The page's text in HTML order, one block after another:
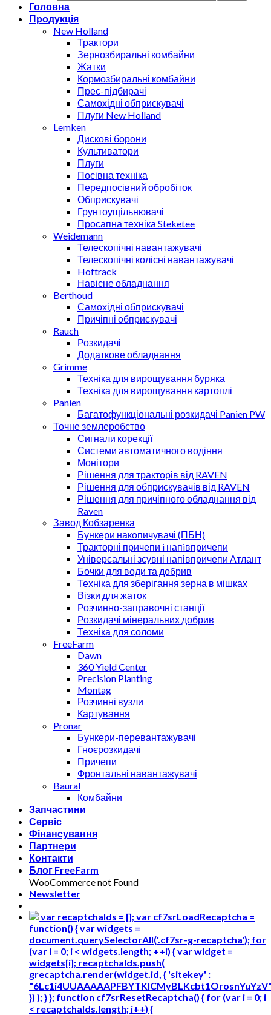
Головна
Продукція
New Holland
Трактори
Зернозбиральні комбайни
Жатки
Кормозбиральні комбайни
Прес-підбирачі
Самохідні обприскувачі
Плуги New Holland
Lemken
Дискові борони
Культиватори
Плуги
Посівна техніка
Передпосівний обробіток
Обприскувачі
Грунтоущільнювачі
Просапна техніка Steketee
Weidemann
Телескопічні навантажувачі
Телескопічні колісні навантажувачі
Hoftrack
Навісне обладнання
Berthoud
Самохідні обприскувачі
Причіпні обприскувачі
Rauch
Розкидачі
Додаткове обладнання
Grimme
Техніка для вирощування буряка
Техніка для вирощування картоплі
Panien
Багатофункціональні розкидачі Panien PW
Точне землеробство
Сигнали корекції
Системи автоматичного водіння
Монітори
Рішення для тракторів від RAVEN
Рішення для обприскувачів від RAVEN
Рішення для причіпного обладнання від
Raven
Завод Кобзаренка
Бункери накопичувачі (ПБН)
Тракторні причепи i напiвпричепи
Універсальні зсувні напівпричепи Атлант
Бочки для води та добрив
Техніка для зберігання зерна в мішках
Візки для жаток
Розчинно-заправочні станції
Розкидачі мінеральних добрив
Техніка для соломи
FreeFarm
Dawn
360 Yield Center
Precision Planting
Montag
Розчинні вузли
Картування
Pronar
Бункери-перевантажувачі
Гноєрозкидачі
Причепи
Фронтальні навантажувачі
Baural
Комбайни
Запчастини
Сервіс
Фінансування
Партнери
Контакти
Блог FreeFarm
WooCommerce not Found
Newsletter
var recaptchaIds = []; var cf7srLoadRecaptcha =
function() { var widgets =
document.querySelectorAll('.cf7sr-g-recaptcha'); for
(var i = 0; i < widgets.length; ++i) { var widget =
widgets[i]; recaptchaIds.push(
grecaptcha.render(widget.id, { 'sitekey' :
}) ); } }; function cf7srResetRecaptcha() { for (var i = 0; i
< recaptchaIds.length; i++) {